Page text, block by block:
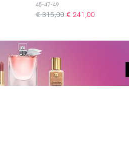
45-47-49
€ 315,00 € 241,00